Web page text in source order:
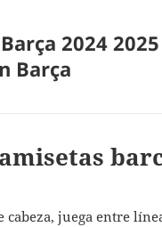
2024
Barça
cabeza, juega entre